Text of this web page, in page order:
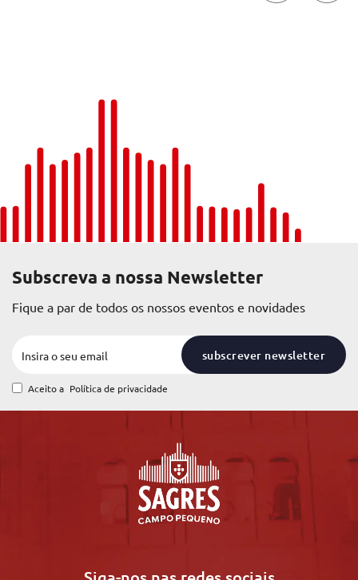
Subscreva a nossa Newsletter
Fique a par de todos os nossos eventos e novidades
subscrever newsletter
Aceito a Política de privacidade